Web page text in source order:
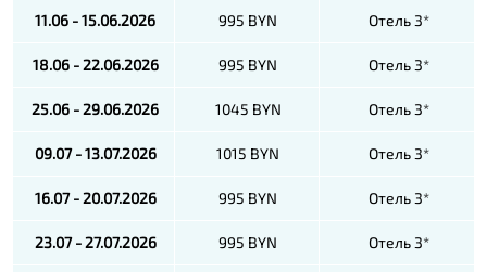
11.06 - 15.06.2026 995 BYN Отель 3*
18.06 - 22.06.2026 995 BYN Отель 3*
25.06 - 29.06.2026 1045 BYN Отель 3*
09.07 - 13.07.2026 1015 BYN Отель 3*
16.07 - 20.07.2026 995 BYN Отель 3*
23.07 - 27.07.2026 995 BYN Отель 3*